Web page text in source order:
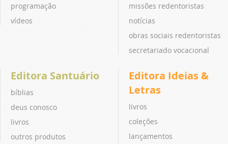
programação
vídeos
missões redentoristas
notícias
obras sociais redentoristas
secretariado vocacional
Editora Santuário
bíblias
deus conosco
livros
outros produtos
Editora Ideias &
Letras
livros
coleções
lançamentos